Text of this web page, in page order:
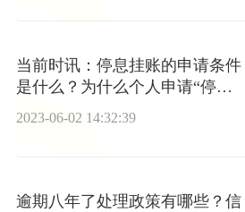
当前时讯：停息挂账的申请条件
是什么？为什么个人申请“停息
挂账会很吃力”？
2023-06-02 14:32:39
逾期八年了处理政策有哪些？信